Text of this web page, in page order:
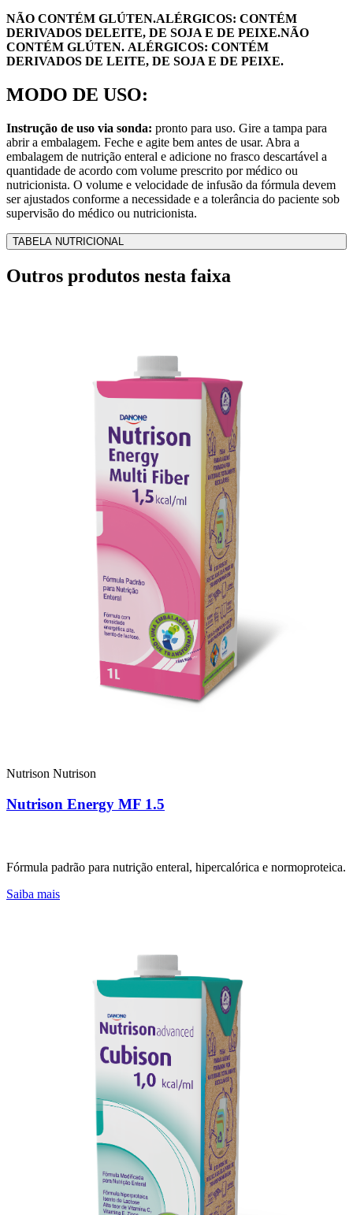
NÃO CONTÉM GLÚTEN.ALÉRGICOS: CONTÉM
DERIVADOS DELEITE, DE SOJA E DE PEIXE.NÃO
CONTÉM GLÚTEN. ALÉRGICOS: CONTÉM
DERIVADOS DE LEITE, DE SOJA E DE PEIXE.
MODO DE USO:
Instrução de uso via sonda: pronto para uso. Gire a tampa para
abrir a embalagem. Feche e agite bem antes de usar. Abra a
embalagem de nutrição enteral e adicione no frasco descartável a
quantidade de acordo com volume prescrito por médico ou
nutricionista. O volume e velocidade de infusão da fórmula devem
ser ajustados conforme a necessidade e a tolerância do paciente sob
supervisão do médico ou nutricionista.
TABELA NUTRICIONAL
Outros produtos nesta faixa
Nutrison Nutrison
Nutrison Energy MF 1.5
Fórmula padrão para nutrição enteral, hipercalórica e normoproteica.
Saiba mais